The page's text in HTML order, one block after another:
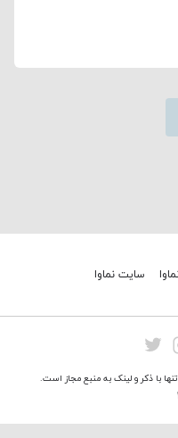
سایت نماوا
با ذکر و لینک به منبع مجاز است.